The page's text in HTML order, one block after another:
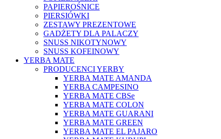
PAPIEROŚNICE
PIERSIÓWKI
ZESTAWY PREZENTOWE
GADŻETY DLA PALACZY
SNUSS NIKOTYNOWY
SNUSS KOFEINOWY
YERBA MATE
PRODUCENCI YERBY
YERBA MATE AMANDA
YERBA CAMPESINO
YERBA MATE CBSe
YERBA MATE COLON
YERBA MATE GUARANI
YERBA MATE GREEN
YERBA MATE EL PAJARO